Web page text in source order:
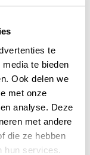
te
te bieden
Ook delen we
met onze
analyse. Deze
met andere
die ze hebben
services.